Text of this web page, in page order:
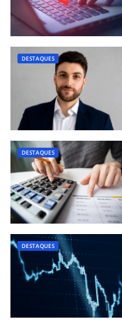
DESTAQUES
DESTAQUES
DESTAQUES